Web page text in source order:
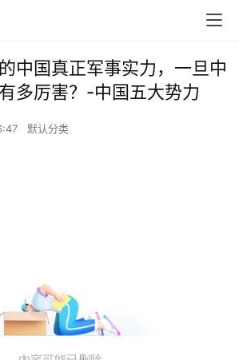
中国真正军事实力，一旦中
多厉害？-中国五大势力
默认分类